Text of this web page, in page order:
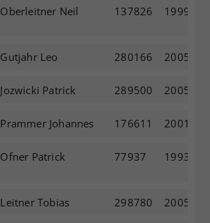
Oberleitner Neil 137826 1999
Gutjahr Leo 280166 2005
Jozwicki Patrick 289500 2005
Prammer Johannes 176611 2001
Ofner Patrick 77937 1993
Leitner Tobias 298780 2005